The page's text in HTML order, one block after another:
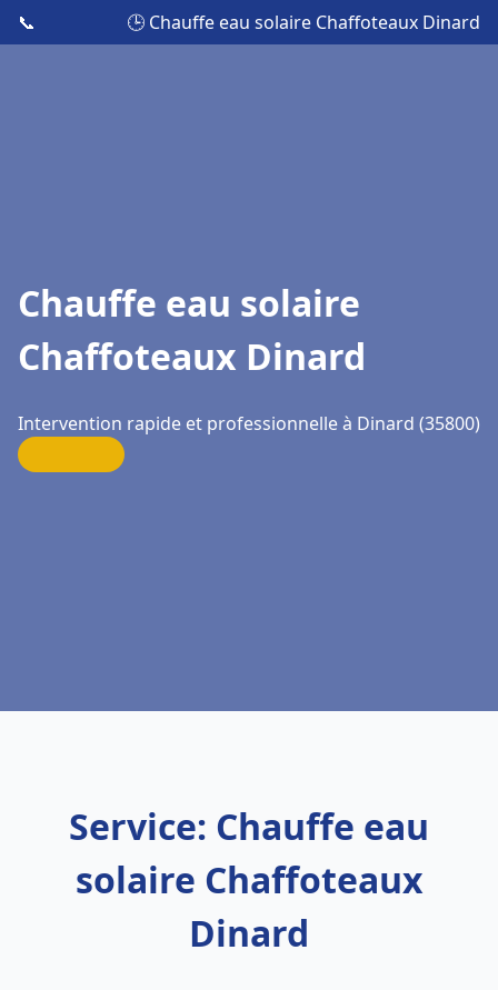
📞 🕒 Chauffe eau solaire Chaffoteaux Dinard
Chauffe eau solaire
Chaffoteaux Dinard
Intervention rapide et professionnelle à Dinard (35800)
Service: Chauffe eau
solaire Chaffoteaux
Dinard